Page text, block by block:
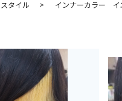
スタイル インナーカラー イ